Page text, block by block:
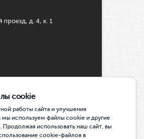
проезд, д. 4, к. 1
на обработку
cookie
работы сайта и улучшения
мы используем файлы cookie и другие
Продолжая использовать наш сайт, вы
cookie-файлов в